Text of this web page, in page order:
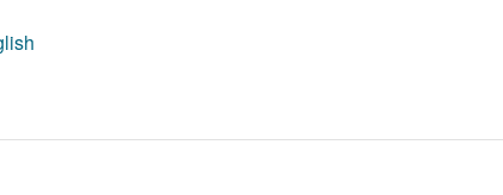
政治哲學的詮釋學轉向：由李查．羅逖論詮釋政治哲學的意涵